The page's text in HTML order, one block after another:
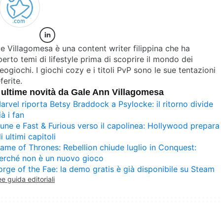
Villagomesa è una content writer filippina che ha
temi di lifestyle prima di scoprire il mondo dei
I giochi cozy e i titoli PvP sono le sue tentazioni
novità da Gale Ann Villagomesa
riporta Betsy Braddock a Psylocke: il ritorno divide
i fan
e Fast & Furious verso il capolinea: Hollywood prepara
ultimi capitoli
of Thrones: Rebellion chiude luglio in Conquest:
non è un nuovo gioco
of the Fae: la demo gratis è già disponibile su Steam
guida editoriali